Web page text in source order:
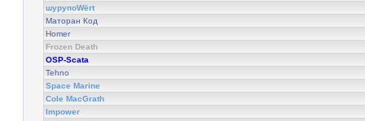
шурупоWёrt
Маторан Код
Homer
Frozen Death
OSP-Scata
Tehnо
Space Marine
Cole MacGrath
Impower